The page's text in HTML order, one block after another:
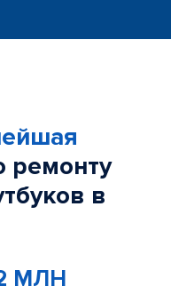
ремонту
в
МЛН